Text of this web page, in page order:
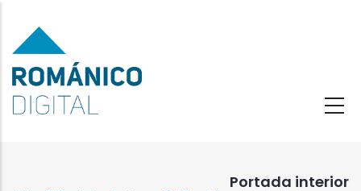
contenido
principal
Portada interior